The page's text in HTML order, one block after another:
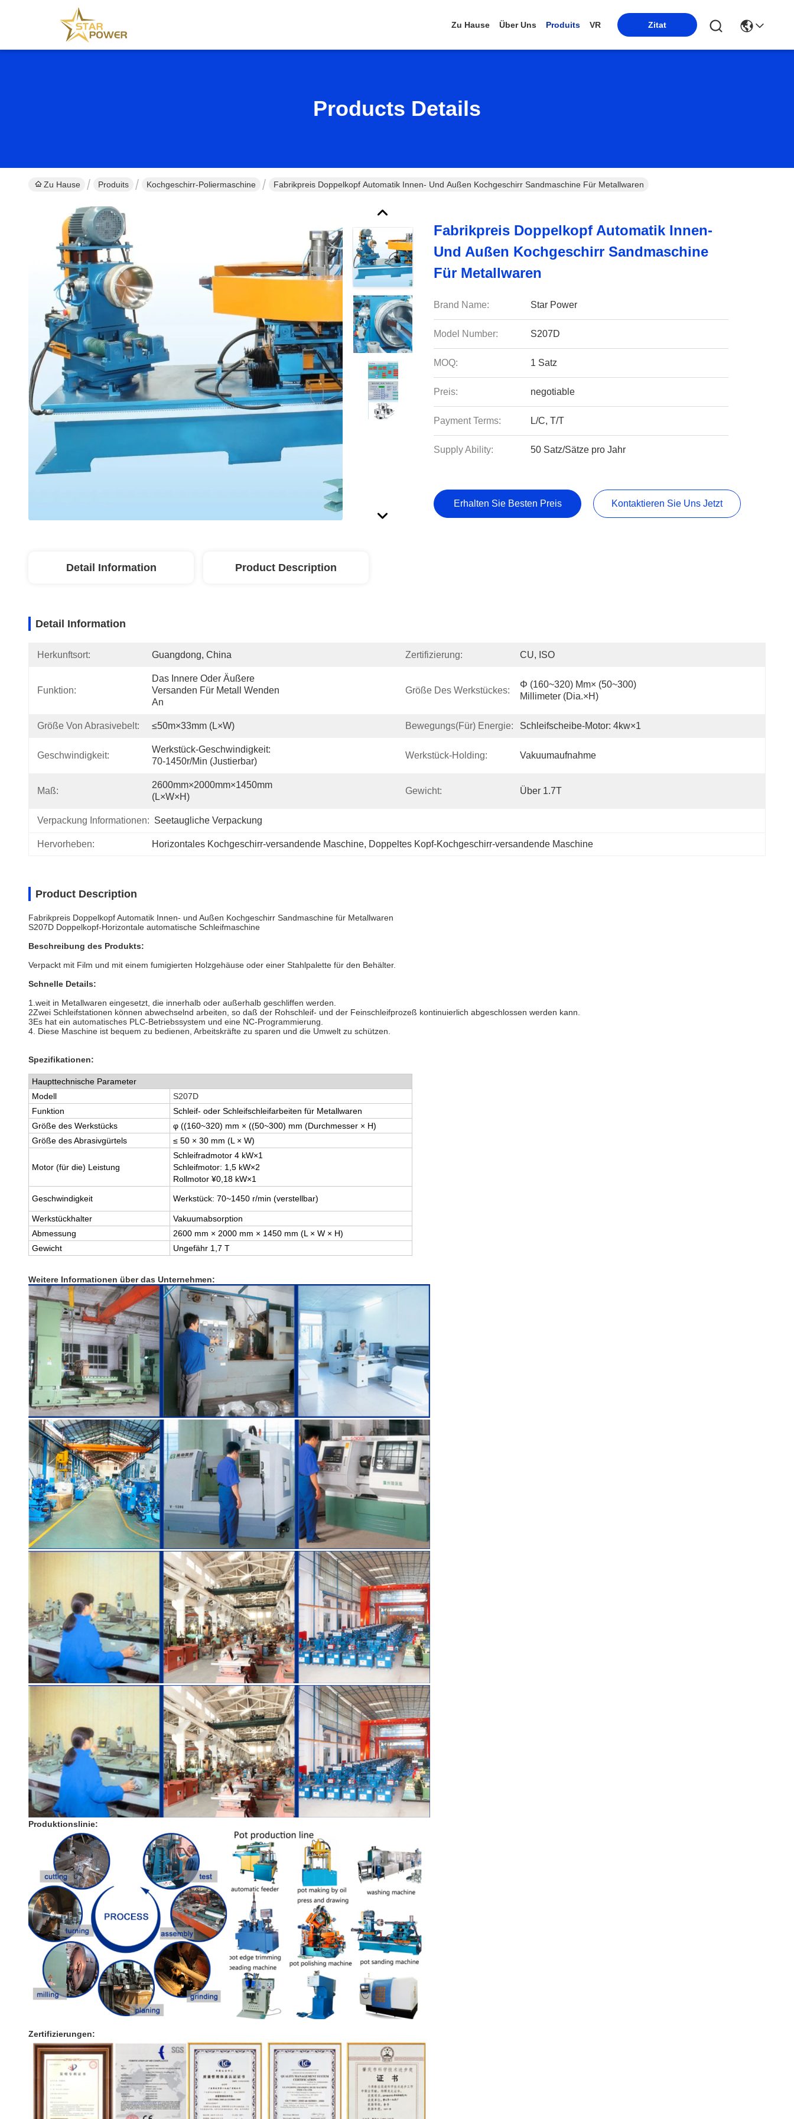
Zu Hause Über Uns Produits VR Zitat
Products Details
Zu Hause Produits Kochgeschirr-Poliermaschine Fabrikpreis Doppelkopf Automatik Innen- Und Außen Kochgeschirr Sandmaschine Für Metallwaren
Fabrikpreis Doppelkopf Automatik Innen-
Und Außen Kochgeschirr Sandmaschine
Für Metallwaren
Brand Name: Star Power
Model Number: S207D
MOQ: 1 Satz
Preis: negotiable
Payment Terms: L/C, T/T
Supply Ability: 50 Satz/Sätze pro Jahr
Erhalten Sie Besten Preis Kontaktieren Sie Uns Jetzt
Detail Information Product Description
Detail Information
Herkunftsort: Guangdong, China Zertifizierung: CU, ISO
Funktion:
Das Innere Oder Äußere
Versanden Für Metall Wenden
An
Größe Des Werkstückes:
Φ (160~320) Mm× (50~300)
Millimeter (Dia.×H)
Größe Von Abrasivebelt: ≤50m×33mm (L×W) Bewegungs(für) Energie: Schleifscheibe-Motor: 4kw×1
Geschwindigkeit:
Werkstück-Geschwindigkeit:
70-1450r/min (justierbar)
Werkstück-Holding: Vakuumaufnahme
Maß:
2600mm×2000mm×1450mm
(L×W×H)
Gewicht: Über 1.7T
Verpackung Informationen: Seetaugliche Verpackung
Hervorheben: Horizontales Kochgeschirr-versandende Maschine, Doppeltes Kopf-Kochgeschirr-versandende Maschine
Product Description
Fabrikpreis Doppelkopf Automatik Innen- und Außen Kochgeschirr Sandmaschine für Metallwaren
S207D Doppelkopf-Horizontale automatische Schleifmaschine
Beschreibung des Produkts:
Verpackt mit Film und mit einem fumigierten Holzgehäuse oder einer Stahlpalette für den Behälter.
Schnelle Details:
1.weit in Metallwaren eingesetzt, die innerhalb oder außerhalb geschliffen werden.
2Zwei Schleifstationen können abwechselnd arbeiten, so daß der Rohschleif- und der Feinschleifprozeß kontinuierlich abgeschlossen werden kann.
3Es hat ein automatisches PLC-Betriebssystem und eine NC-Programmierung.
4. Diese Maschine ist bequem zu bedienen, Arbeitskräfte zu sparen und die Umwelt zu schützen.
Spezifikationen:
Haupttechnische Parameter
Modell
S207D
Funktion
Schleif- oder Schleifschleifarbeiten für Metallwaren
Größe des Werkstücks
φ ((160~320) mm × ((50~300) mm (Durchmesser × H)
Größe des Abrasivgürtels
≤ 50 × 30 mm (L × W)
Motor (für die) Leistung
Schleifradmotor 4 kW×1
Schleifmotor: 1,5 kW×2
Rollmotor ¥0,18 kW×1
Geschwindigkeit Werkstück: 70~1450 r/min (verstellbar)
Werkstückhalter
Vakuumabsorption
Abmessung
2600 mm × 2000 mm × 1450 mm (L × W × H)
Gewicht
Ungefähr 1,7 T
Weitere Informationen über das Unternehmen:
Produktionslinie:
Zertifizierungen: